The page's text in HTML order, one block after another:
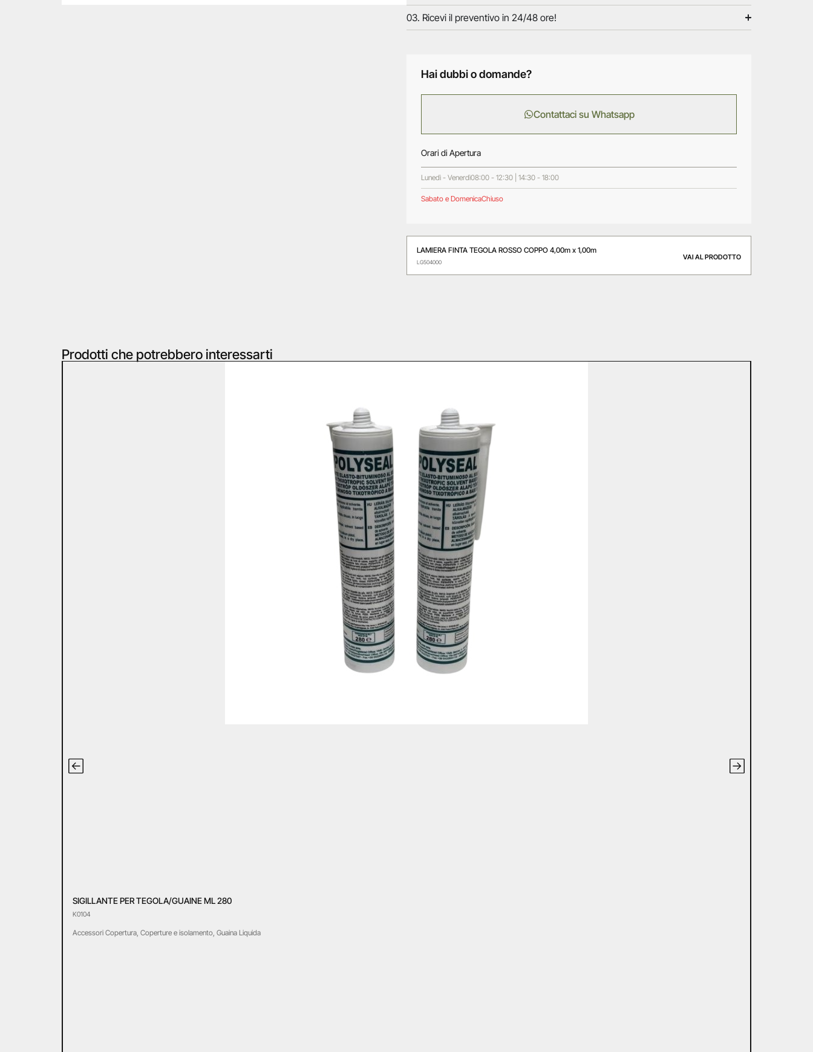
03. Ricevi il preventivo in 24/48 ore!
Hai dubbi o domande?
Contattaci su Whatsapp
Orari di Apertura
Lunedì - Venerdì08:00 - 12:30 | 14:30 - 18:00
Sabato e DomenicaChiuso
LAMIERA FINTA TEGOLA ROSSO COPPO 4,00m x 1,00m
LG504000
VAI AL PRODOTTO
Prodotti che potrebbero interessarti
SIGILLANTE PER TEGOLA/GUAINE ML 280
K0104
Accessori Copertura, Coperture e isolamento, Guaina Liquida